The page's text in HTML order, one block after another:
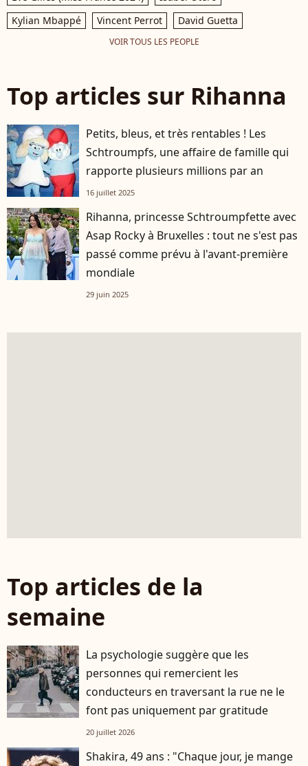
Kylian Mbappé
Vincent Perrot David Guetta
VOIR TOUS LES PEOPLE
Top articles sur Rihanna
Petits, bleus, et très rentables ! Les
Schtroumpfs, une affaire de famille qui
rapporte plusieurs millions par an
16 juillet 2025
Rihanna, princesse Schtroumpfette avec
Asap Rocky à Bruxelles : tout ne s'est pas
passé comme prévu à l'avant-première
mondiale
29 juin 2025
Top articles de la
semaine
La psychologie suggère que les
personnes qui remercient les
conducteurs en traversant la rue ne le
font pas uniquement par gratitude
20 juillet 2026
Shakira, 49 ans : "Chaque jour, je mange